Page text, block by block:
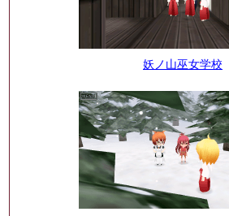
妖ノ山巫女学校